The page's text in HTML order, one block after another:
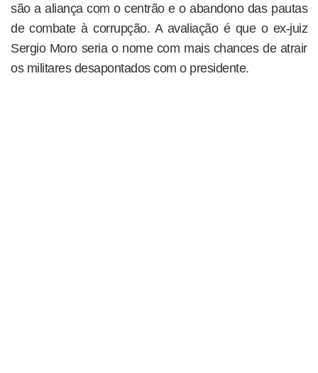
são a aliança com o centrão e o abandono das pautas
de combate à corrupção. A avaliação é que o ex-juiz
Sergio Moro seria o nome com mais chances de atrair
os militares desapontados com o presidente.